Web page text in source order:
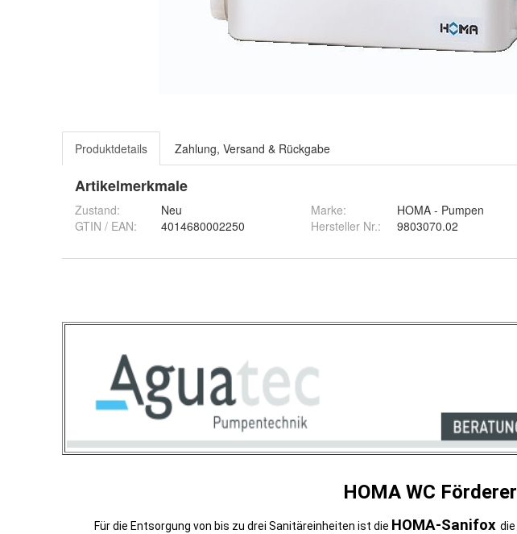
Produktdetails Zahlung, Versand & Rückgabe
Artikelmerkmale
Zustand:
Neu
GTIN / EAN:
4014680002250
Marke:
HOMA - Pumpen
Hersteller Nr.:
9803070.02